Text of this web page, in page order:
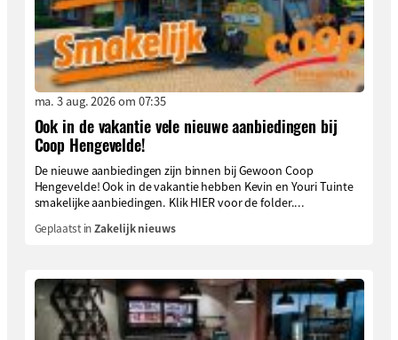
ma. 3 aug. 2026 om 07:35
Ook in de vakantie vele nieuwe aanbiedingen bij
Coop Hengevelde!
De nieuwe aanbiedingen zijn binnen bij Gewoon Coop
Hengevelde! Ook in de vakantie hebben Kevin en Youri Tuinte
smakelijke aanbiedingen. Klik HIER voor de folder....
Geplaatst inZakelijk nieuws